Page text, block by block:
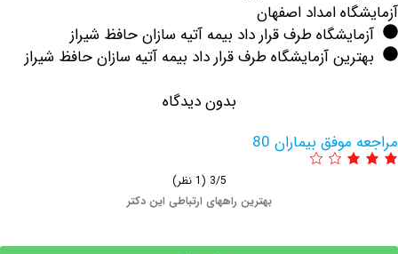
امداد اصفهان
طرف قرار داد بیمه آتیه سازان حافظ شیراز
آزمایشگاه طرف قرار داد بیمه آتیه سازان حافظ شیراز
بدون دیدگاه
بیماران 80
بهترین راههای ارتباطی این دکتر